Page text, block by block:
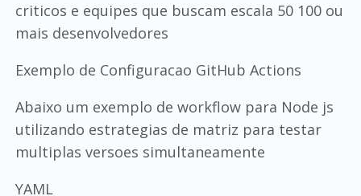
criticos e equipes que buscam escala 50 100 ou
mais desenvolvedores
Exemplo de Configuracao GitHub Actions
Abaixo um exemplo de workflow para Node js
utilizando estrategias de matriz para testar
multiplas versoes simultaneamente
YAML